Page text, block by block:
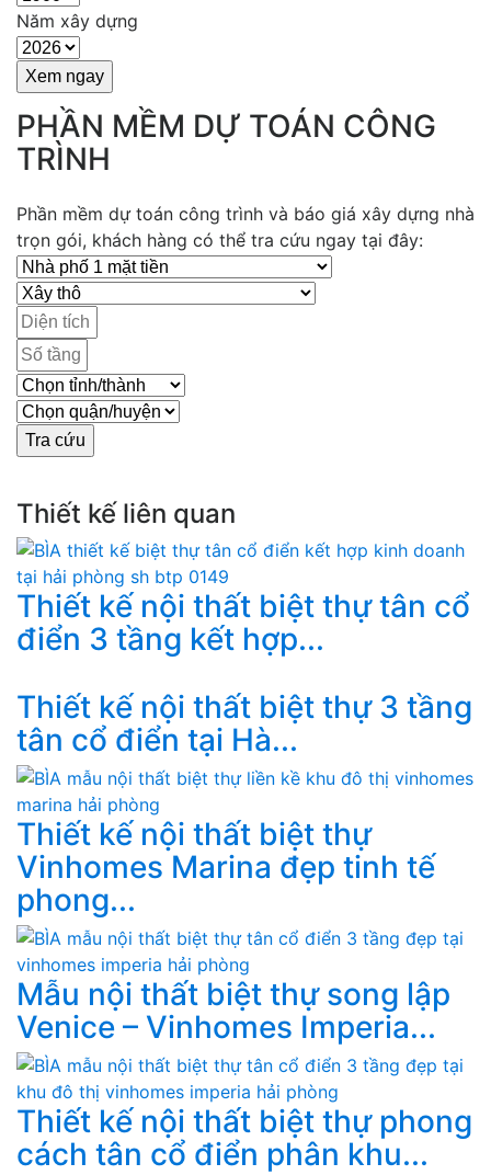
Năm xây dựng
PHẦN MỀM DỰ TOÁN CÔNG
TRÌNH
Phần mềm dự toán công trình và báo giá xây dựng nhà
trọn gói, khách hàng có thể tra cứu ngay tại đây:
Thiết kế liên quan
Thiết kế nội thất biệt thự tân cổ
điển 3 tầng kết hợp...
Thiết kế nội thất biệt thự 3 tầng
tân cổ điển tại Hà...
Thiết kế nội thất biệt thự
Vinhomes Marina đẹp tinh tế
phong...
Mẫu nội thất biệt thự song lập
Venice – Vinhomes Imperia...
Thiết kế nội thất biệt thự phong
cách tân cổ điển phân khu...